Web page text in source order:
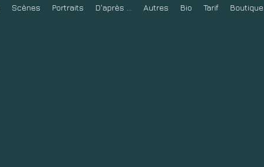
Scènes Portraits D'après ... Autres Bio Tarif Boutique